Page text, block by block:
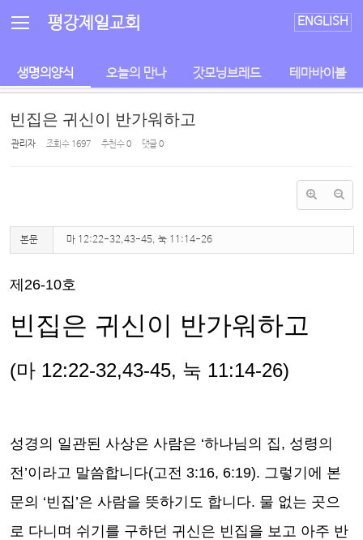
평강제일교회 ENGLISH
생명의양식 오늘의 만나 갓모닝브레드 테마바이블
빈집은 귀신이 반가워하고
관리자 조회 수 1697 추천 수0 댓글0
본문 마 12:22-32,43-45, 눅 11:14-26
제 26-10호
빈집은 귀신이 반가워하고
(마 12:22-32,43-45, 눅 11:14-26)
성경의 일관된 사상은 사람은 ‘하나님의 집 , 성령의
전’이라고 말씀합니다(고전 3:16, 6:19). 그렇기에 본
문의 ‘빈집 ’은 사람을 뜻하기도 합니다. 물 없는 곳으
로 다니며 쉬기를 구하던 귀신은 빈집을 보고 아주 반